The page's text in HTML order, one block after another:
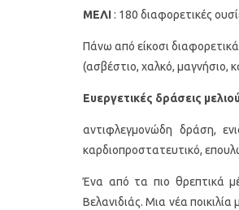
ΜΕΛΙ : 180 διαφορετικές
Πάνω από είκοσι
(ασβέστιο, χαλκό, μαγνήσιο,
Ευεργετικές δράσεις μελιού
αντιφλεγμονώδη δράση,
καρδιοπροστατευτικό,
Ένα από τα πιο θρεπτικά
Βελανιδιάς. Μια νέα ποικιλία